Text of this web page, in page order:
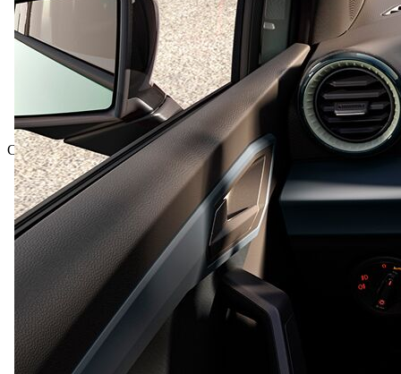
Celková cena vč. DPH